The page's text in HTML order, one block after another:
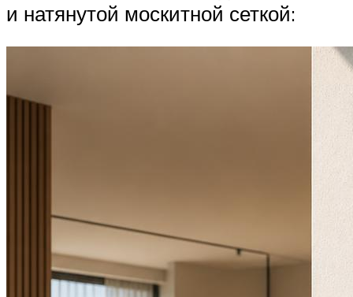
и натянутой москитной сеткой: